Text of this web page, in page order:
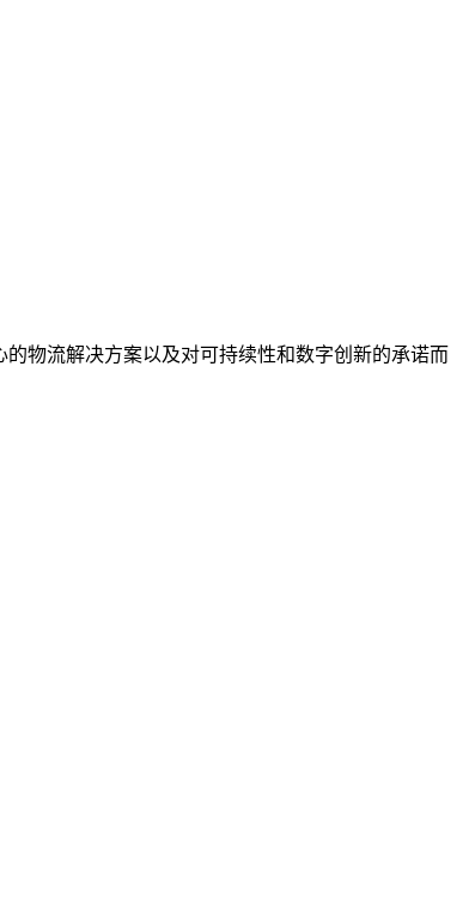
物流解决方案以及对可持续性和数字创新的承诺而